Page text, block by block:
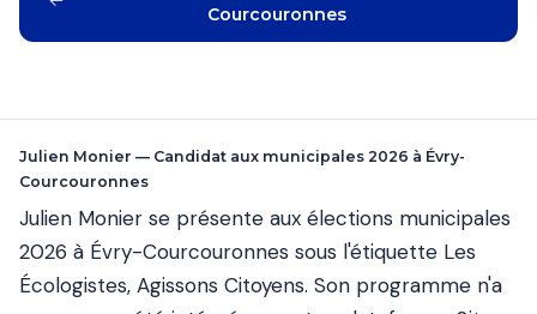
Courcouronnes
Julien Monier — Candidat aux municipales 2026 à Évry-
Courcouronnes
Julien Monier se présente aux élections municipales
2026 à Évry-Courcouronnes sous l'étiquette Les
Écologistes, Agissons Citoyens. Son programme n'a